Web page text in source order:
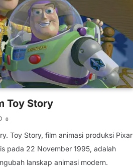
Toy Story
0
Toy Story, film animasi produksi Pixar
pada 22 November 1995, adalah
lanskap animasi modern.